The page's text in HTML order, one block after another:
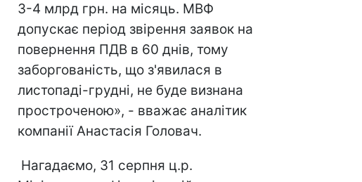
3-4 млрд грн. на місяць. МВФ
допускає період звірення заявок на
повернення ПДВ в 60 днів, тому
заборгованість, що з'явилася в
листопаді-грудні, не буде визнана
простроченою», - вважає аналітик
компанії Анастасія Головач.
Нагадаємо, 31 серпня ц.р.